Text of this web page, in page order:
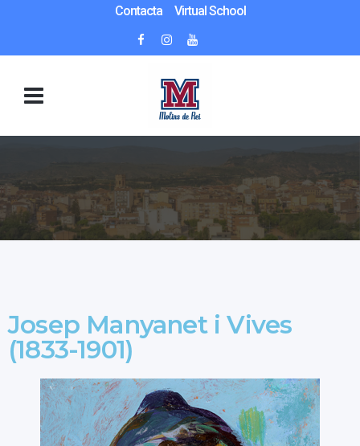
Contacta Virtual School
Josep Manyanet i Vives
(1833-1901)